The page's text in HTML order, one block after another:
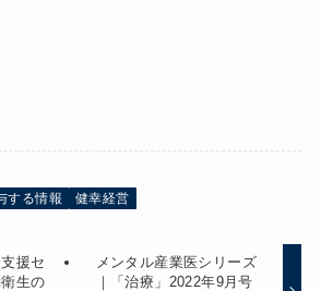
する情報 健幸経営
援セ
生の
メンタル産業医シリーズ
｜「治療」2022年9月号